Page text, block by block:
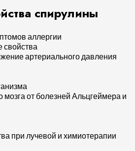
спирулины
аллергии
свойства
артериального давления
мозга от болезней Альцгеймера и
при лучевой и химиотерапии